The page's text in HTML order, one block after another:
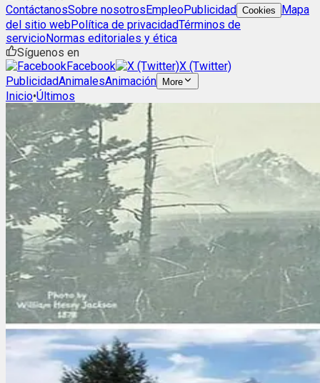
ContáctanosSobre nosotrosEmpleoPublicidad Cookies
Mapa
del sitio webPolítica de privacidadTérminos de
servicioNormas editoriales y ética
Síguenos en
Facebook
X (Twitter)
PublicidadAnimalesAnimación More
Inicio•Últimos